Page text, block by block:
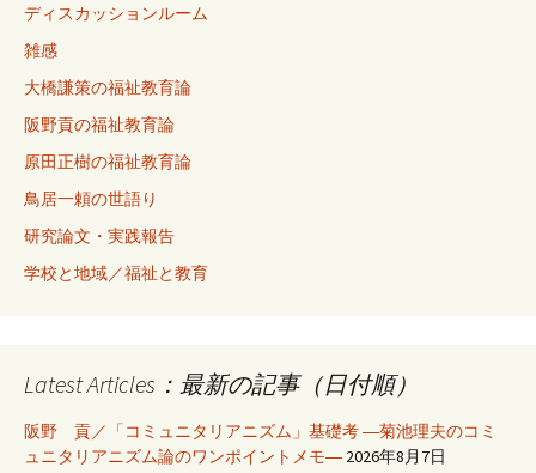
ディスカッションルーム
雑感
大橋謙策の福祉教育論
阪野貢の福祉教育論
原田正樹の福祉教育論
鳥居一頼の世語り
研究論文・実践報告
学校と地域／福祉と教育
Latest Articles：最新の記事（日付順）
阪野 貢／「コミュニタリアニズム」基礎考 ―菊池理夫のコミ
ュニタリアニズム論のワンポイントメモ― 2026年8月7日